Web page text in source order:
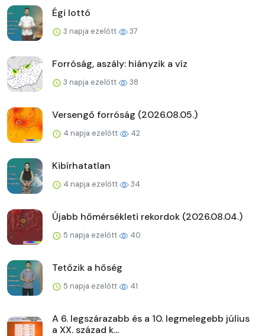
Égi lottó
3 napja ezelőtt 37
Forróság, aszály: hiányzik a víz
3 napja ezelőtt 38
Versengő forróság (2026.08.05.)
4 napja ezelőtt 42
Kibírhatatlan
4 napja ezelőtt 34
Újabb hőmérsékleti rekordok (2026.08.04.)
5 napja ezelőtt 40
Tetőzik a hőség
5 napja ezelőtt 41
A 6. legszárazabb és a 10. legmelegebb július
a XX. század k...